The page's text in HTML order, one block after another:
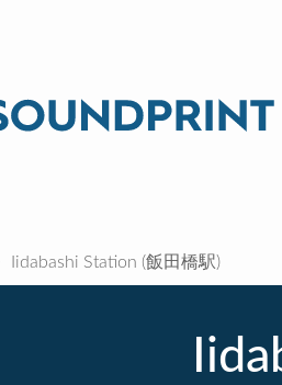
Iidabashi Station (飯田橋駅)